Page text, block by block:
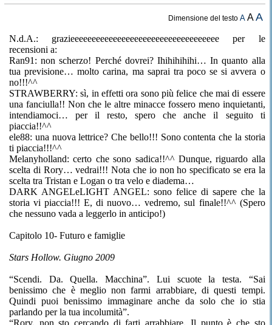
Dimensione del testoA AA
N.d.A.: grazieeeeeeeeeeeeeeeeeeeeeeeeeeeeeeeeeee per le
recensioni a:
Ran91: non scherzo! Perché dovrei? Ihihihihihi… In quanto alla
tua previsione… molto carina, ma saprai tra poco se si avvera o
no!!!^^
STRAWBERRY: sì, in effetti ora sono più felice che mai di essere
una fanciulla!! Non che le altre minacce fossero meno inquietanti,
intendiamoci… per il resto, spero che anche il seguito ti
piaccia!!^^
ele88: una nuova lettrice? Che bello!!! Sono contenta che la storia
ti piaccia!!!^^
Melanyholland: certo che sono sadica!!^^ Dunque, riguardo alla
scelta di Rory… vedrai!!! Nota che io non ho specificato se era la
scelta tra Tristan e Logan o tra velo e diadema…
DARK ANGELeLIGHT ANGEL: sono felice di sapere che la
storia vi piaccia!!! E, di nuovo… vedremo, sul finale!!^^ (Spero
che nessuno vada a leggerlo in anticipo!)
Capitolo 10- Futuro e famiglie
Stars Hollow. Giugno 2009
“Scendi. Da. Quella. Macchina”. Lui scuote la testa. “Sai
benissimo che è meglio non farmi arrabbiare, di questi tempi.
Quindi puoi benissimo immaginare anche da solo che io stia
parlando per la tua incolumità”.
“Rory, non sto cercando di farti arrabbiare. Il punto è che sto